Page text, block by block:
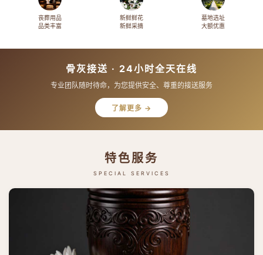
丧葬用品
品类丰富
新鲜鲜花
新鲜采摘
墓地选址
大额优惠
骨灰接送 · 24小时全天在线
专业团队随时待命，为您提供安全、尊重的接送服务
了解更多 →
特色服务
SPECIAL SERVICES